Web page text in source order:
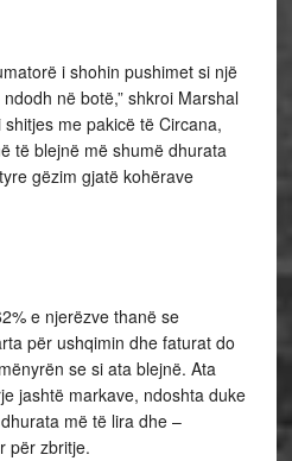
i shohin pushimet si një
në botë,” shkroi Marshal
me pakicë të Circana,
të blejnë më shumë dhurata
gëzim gjatë kohërave
e njerëzve thanë se
për ushqimin dhe faturat do
se si ata blejnë. Ata
jashtë markave, ndoshta duke
më të lira dhe –
për zbritje.